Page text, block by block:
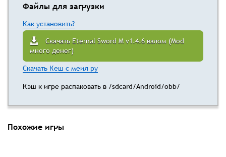
Файлы для загрузки
Как установить?
Скачать Eternal Sword M v1.4.6 взлом (Mod
много денег)
Скачать Кеш с меил ру
Кэш к игре распаковать в /sdcard/Android/obb/
Похожие игры